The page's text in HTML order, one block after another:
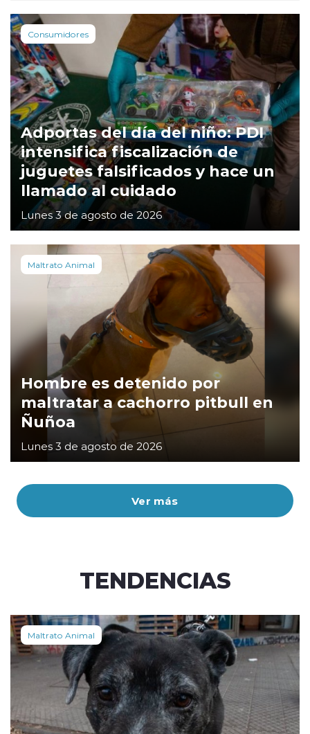
Ver más
Consumidores
Adportas del día del niño: PDI
intensifica fiscalización de
juguetes falsificados y hace un
llamado al cuidado
Lunes 3 de agosto de 2026
Maltrato Animal
Hombre es detenido por
maltratar a cachorro pitbull en
Ñuñoa
Lunes 3 de agosto de 2026
TENDENCIAS
Maltrato Animal